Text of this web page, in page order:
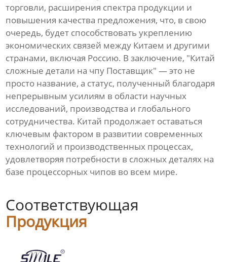
торговли, расширения спектра продукции и
повышения качества предложения, что, в свою
очередь, будет способствовать укреплению
экономических связей между Китаем и другими
странами, включая Россию. В заключение, "Китай
сложные детали на чпу Поставщик" — это не
просто название, а статус, полученный благодаря
непрерывным усилиям в области научных
исследований, производства и глобального
сотрудничества. Китай продолжает оставаться
ключевым фактором в развитии современных
технологий и производственных процессах,
удовлетворяя потребности в сложных деталях на
базе процессорных чипов во всем мире.
Соответствующая
Продукция